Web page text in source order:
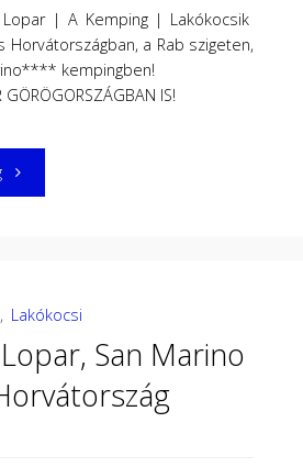
| A Kemping | Lakókocsik
Horvátországban, a Rab szigeten,
Marino**** kempingben!
IS!
"2019
sziget,
Lopar
, Lakókocsi
San Marino